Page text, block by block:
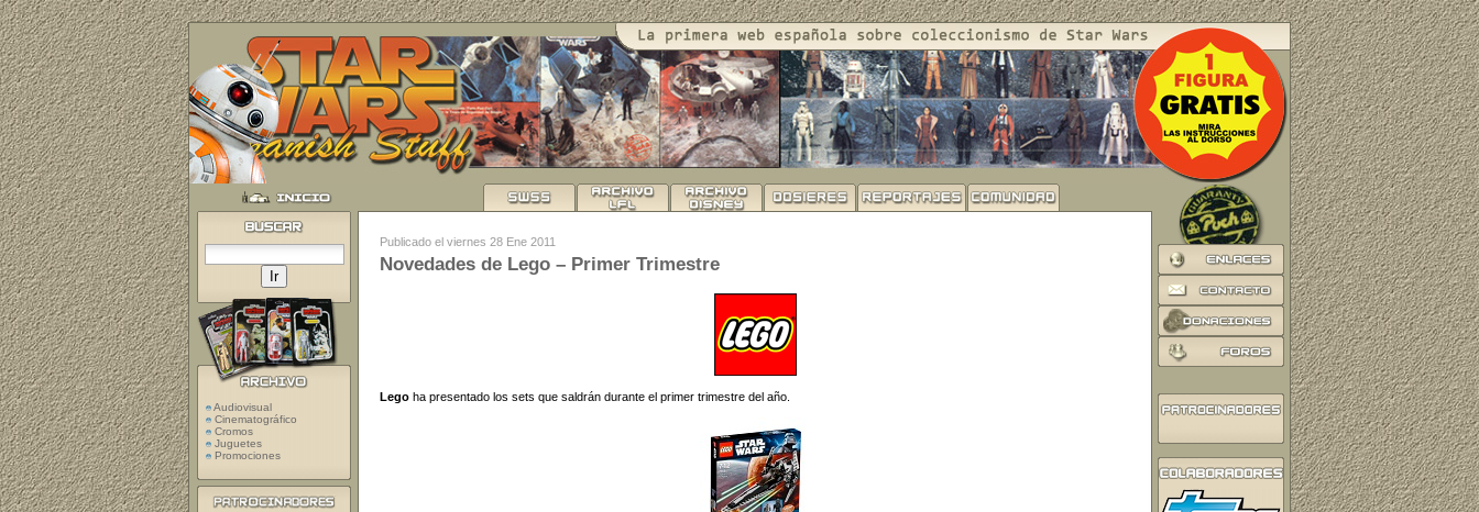
Publicado el viernes 28 Ene 2011
Novedades de Lego – Primer Trimestre
Lego ha presentado los sets que saldrán durante el primer trimestre del año.
Audiovisual
Cinematográfico
Cromos
Juguetes
Promociones